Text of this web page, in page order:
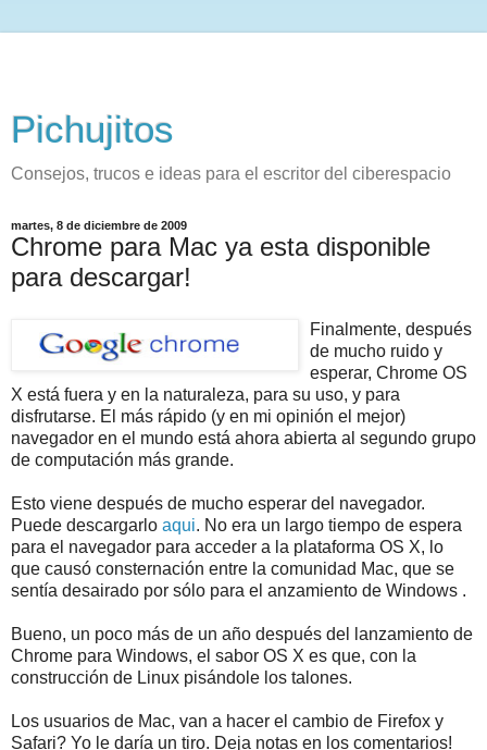
Pichujitos
Consejos, trucos e ideas para el escritor del ciberespacio
martes, 8 de diciembre de 2009
Chrome para Mac ya esta disponible
para descargar!
Finalmente, después
de mucho ruido y
esperar, Chrome OS
X está fuera y en la naturaleza, para su uso, y para
disfrutarse. El más rápido (y en mi opinión el mejor)
navegador en el mundo está ahora abierta al segundo grupo
de computación más grande.
Esto viene después de mucho esperar del navegador.
Puede descargarlo aqui. No era un largo tiempo de espera
para el navegador para acceder a la plataforma OS X, lo
que causó consternación entre la comunidad Mac, que se
sentía desairado por sólo para el anzamiento de Windows .
Bueno, un poco más de un año después del lanzamiento de
Chrome para Windows, el sabor OS X es que, con la
construcción de Linux pisándole los talones.
Los usuarios de Mac, van a hacer el cambio de Firefox y
Safari? Yo le daría un tiro. Deja notas en los comentarios!